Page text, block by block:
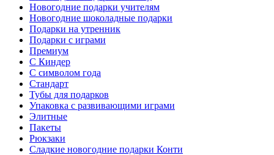
Новогодние подарки учителям
Новогодние шоколадные подарки
Подарки на утренник
Подарки с играми
Премиум
С Киндер
С символом года
Стандарт
Тубы для подарков
Упаковка с развивающими играми
Элитные
Пакеты
Рюкзаки
Сладкие новогодние подарки Конти